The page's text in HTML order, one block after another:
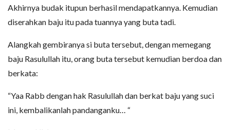
Akhirnya budak itupun berhasil mendapatkannya. Kemudian
diserahkan baju itu pada tuannya yang buta tadi.
Alangkah gembiranya si buta tersebut, dengan memegang
baju Rasulullah itu, orang buta tersebut kemudian berdoa dan
berkata:
“Yaa Rabb dengan hak Rasulullah dan berkat baju yang suci
ini, kembalikanlah pandanganku… “